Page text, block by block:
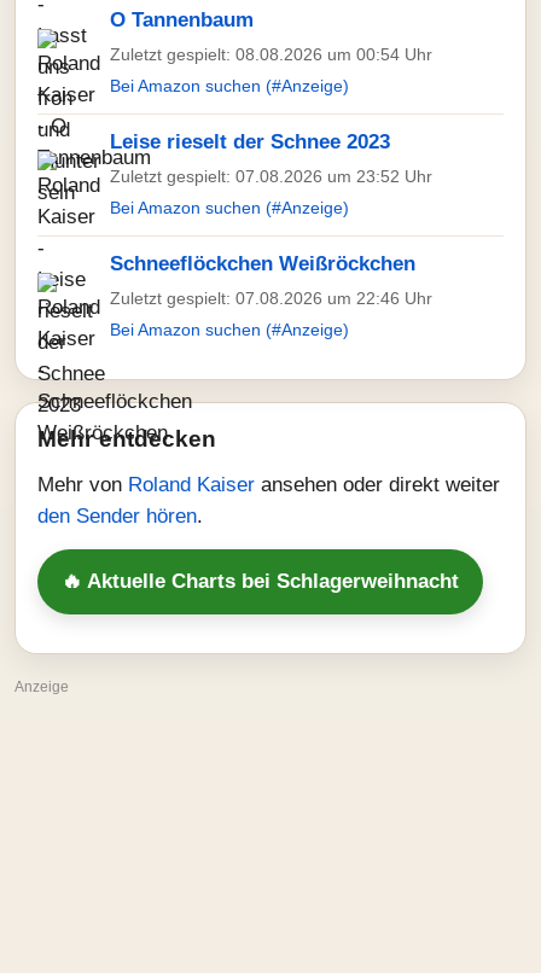
O Tannenbaum
Zuletzt gespielt: 08.08.2026 um 00:54 Uhr
Bei Amazon suchen (#Anzeige)
Leise rieselt der Schnee 2023
Zuletzt gespielt: 07.08.2026 um 23:52 Uhr
Bei Amazon suchen (#Anzeige)
Schneeflöckchen Weißröckchen
Zuletzt gespielt: 07.08.2026 um 22:46 Uhr
Bei Amazon suchen (#Anzeige)
Mehr entdecken
Mehr von Roland Kaiser ansehen oder direkt weiter
den Sender hören.
🔥 Aktuelle Charts bei Schlagerweihnacht
Anzeige